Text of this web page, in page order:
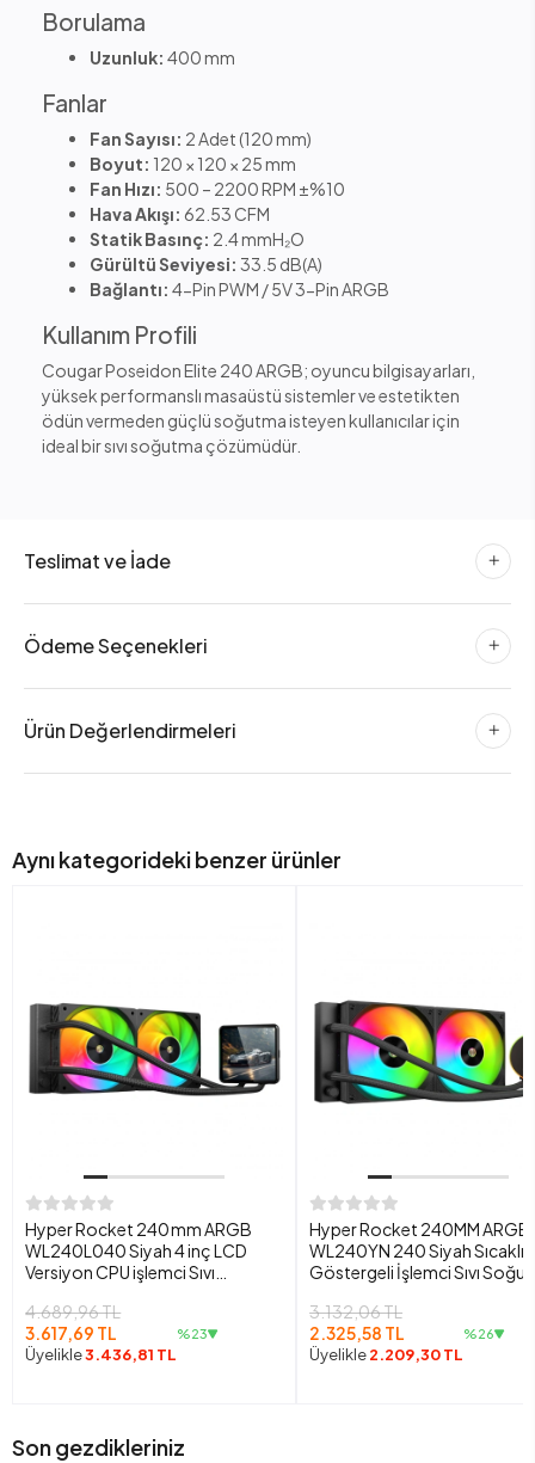
Borulama
Uzunluk: 400 mm
Fanlar
Fan Sayısı: 2 Adet (120 mm)
Boyut: 120 × 120 × 25 mm
Fan Hızı: 500 – 2200 RPM ±%10
Hava Akışı: 62.53 CFM
Statik Basınç: 2.4 mmH₂O
Gürültü Seviyesi: 33.5 dB(A)
Bağlantı: 4-Pin PWM / 5V 3-Pin ARGB
Kullanım Profili
Cougar Poseidon Elite 240 ARGB; oyuncu bilgisayarları,
yüksek performanslı masaüstü sistemler ve estetikten
ödün vermeden güçlü soğutma isteyen kullanıcılar için
ideal bir sıvı soğutma çözümüdür.
Teslimat ve İade
Ödeme Seçenekleri
Ürün Değerlendirmeleri
Aynı kategorideki benzer ürünler
Hyper Rocket 240 mm ARGB
WL240L040 Siyah 4 inç LCD
Versiyon CPU işlemci Sıvı
4.689,96 TL
3.617,69 TL
Üyelikle3.436,81 TL
%23
Hyper Rocket 240MM ARGB
WL240YN 240 Siyah Sıcaklık
Göstergeli İşlemci Sıvı
3.132,06 TL
2.325,58 TL
Üyelikle2.209,30 TL
%26
Son gezdikleriniz